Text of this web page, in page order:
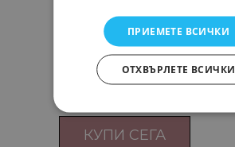
10,19€ Кол: -
ПРИЕМЕТЕ ВСИЧКИ
ОТХВЪРЛЕТЕ ВСИЧКИ